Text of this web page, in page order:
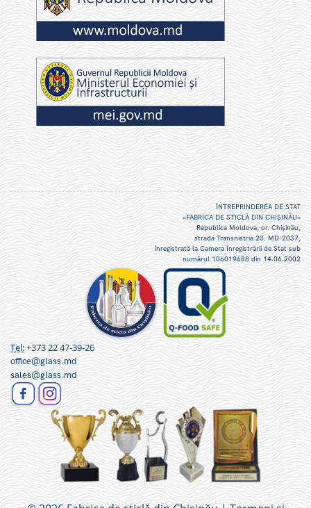
ÎNTREPRINDEREA DE STAT
«FABRICA DE STICLĂ DIN CHIŞINĂU»
Republica Moldova, or. Chişinău,
strada Transnistria 20. MD-2037,
înregistrată la Camera Înregistrării de Stat sub
numărul 106019688 din 14.06.2002
Tel:+373 22 47-39-26
office@glass.md
sales@glass.md